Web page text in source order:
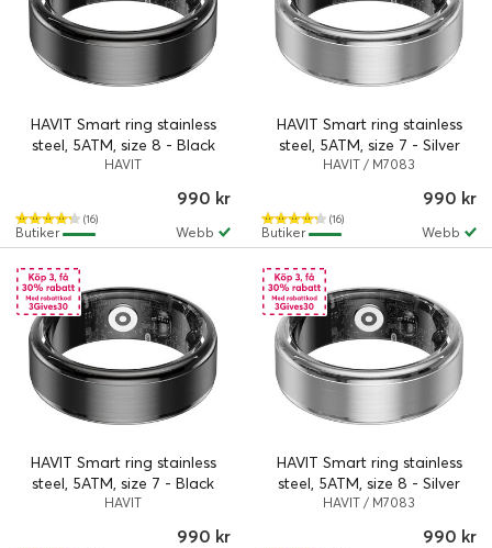
HAVIT Smart ring stainless
steel, 5ATM, size 8 - Black
HAVIT
(16)
990 kr
Webb
Butiker
HAVIT Smart ring stainless
steel, 5ATM, size 7 - Silver
HAVIT / M7083
(16)
990 kr
Webb
Butiker
HAVIT Smart ring stainless
steel, 5ATM, size 7 - Black
HAVIT
990 kr
HAVIT Smart ring stainless
steel, 5ATM, size 8 - Silver
HAVIT / M7083
990 kr